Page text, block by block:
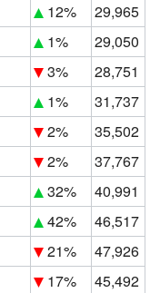
12%
29,965
1%
29,050
3%
28,751
1%
31,737
2%
35,502
2%
37,767
32%
40,991
42%
46,517
21%
47,926
17%
45,492